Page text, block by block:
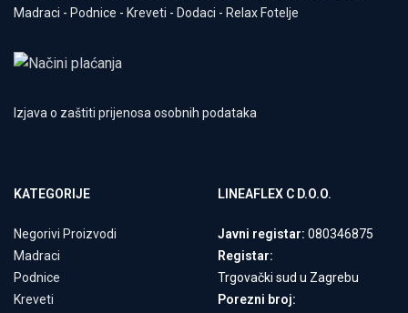
Madraci - Podnice - Kreveti - Dodaci - Relax Fotelje
Izjava o zaštiti prijenosa osobnih podataka
KATEGORIJE
Negorivi Proizvodi
Madraci
Podnice
Kreveti
LINEAFLEX C D.O.O.
Javni registar: 080346875
Registar:
Trgovački sud u Zagrebu
Porezni broj: